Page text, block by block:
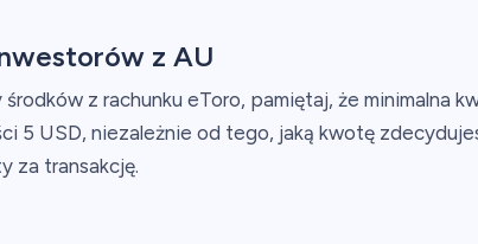
z AU
z rachunku eToro, pamiętaj, że minimalna
5 USD, niezależnie od tego, jaką kwotę
za transakcję.